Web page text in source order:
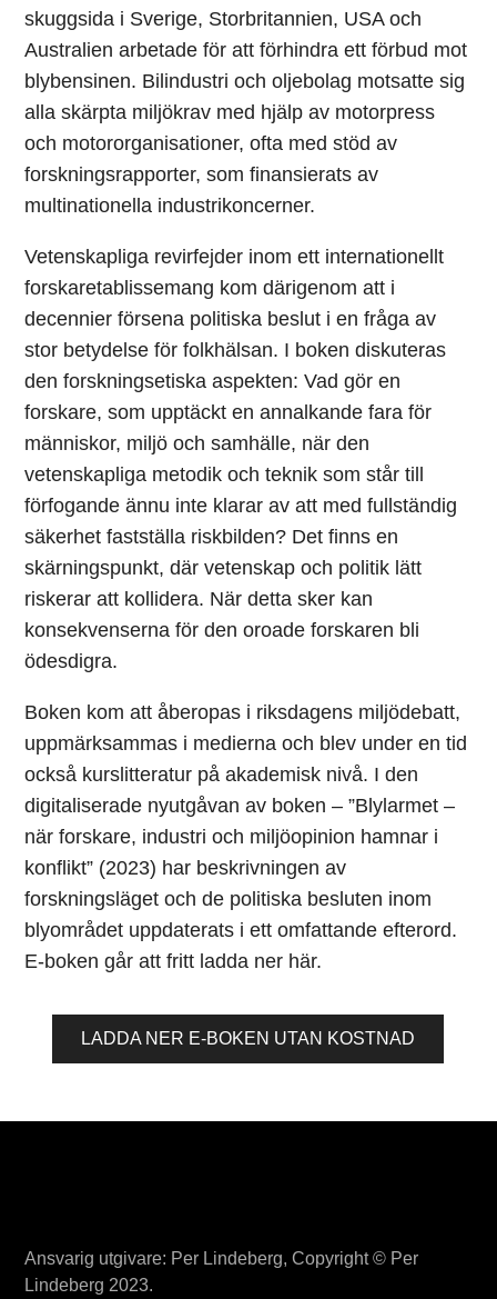
skuggsida i Sverige, Storbritannien, USA och
Australien arbetade för att förhindra ett förbud mot
blybensinen. Bilindustri och oljebolag motsatte sig
alla skärpta miljökrav med hjälp av motorpress
och motororganisationer, ofta med stöd av
forskningsrapporter, som finansierats av
multinationella industrikoncerner.
Vetenskapliga revirfejder inom ett internationellt
forskaretablissemang kom därigenom att i
decennier försena politiska beslut i en fråga av
stor betydelse för folkhälsan. I boken diskuteras
den forskningsetiska aspekten: Vad gör en
forskare, som upptäckt en annalkande fara för
människor, miljö och samhälle, när den
vetenskapliga metodik och teknik som står till
förfogande ännu inte klarar av att med fullständig
säkerhet fastställa riskbilden? Det finns en
skärningspunkt, där vetenskap och politik lätt
riskerar att kollidera. När detta sker kan
konsekvenserna för den oroade forskaren bli
ödesdigra.
Boken kom att åberopas i riksdagens miljödebatt,
uppmärksammas i medierna och blev under en tid
också kurslitteratur på akademisk nivå. I den
digitaliserade nyutgåvan av boken – ”Blylarmet –
när forskare, industri och miljöopinion hamnar i
konflikt” (2023) har beskrivningen av
forskningsläget och de politiska besluten inom
blyområdet uppdaterats i ett omfattande efterord.
E-boken går att fritt ladda ner här.
LADDA NER E-BOKEN UTAN KOSTNAD
Ansvarig utgivare: Per Lindeberg, Copyright © Per
Lindeberg 2023.